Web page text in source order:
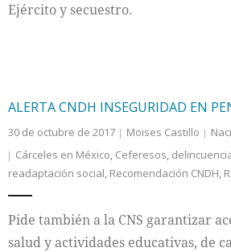
Ejército y secuestro.
ALERTA CNDH INSEGURIDAD EN
30 de octubre de 2017 Moises Castillo
Cárceles en México, Ceferesos,
readaptación social, Recomendación CNDH,
Pide también a la CNS garantizar
salud y actividades educativas, de